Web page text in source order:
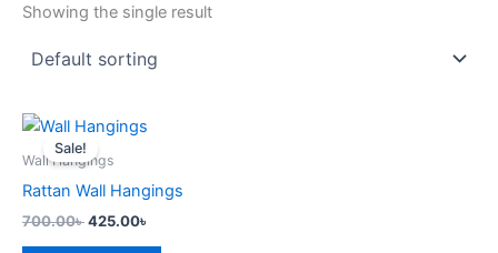
Showing the single result
Sale!
Wall Hangings
Rattan Wall Hangings
700.00৳
Original
price
was:
425.00৳